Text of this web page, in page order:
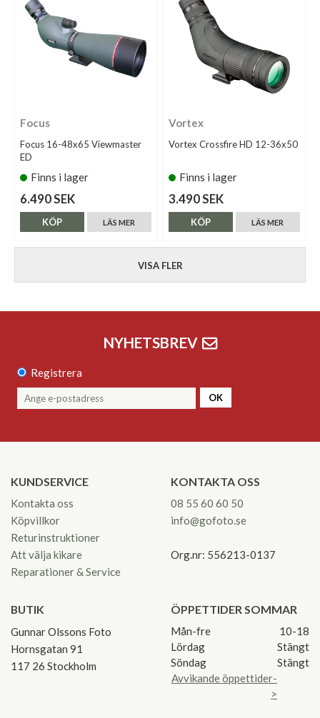
Focus
Focus 16-48x65 Viewmaster
ED
Finns i lager
6.490 SEK
LÄS MER
KÖP
Vortex
Vortex Crossfire HD 12-36x50
Finns i lager
3.490 SEK
LÄS MER
KÖP
VISA FLER
NYHETSBREV
Registrera
OK
KUNDSERVICE
Kontakta oss
Köpvillkor
Returinstruktioner
Att välja kikare
Reparationer & Service
KONTAKTA OSS
08 55 60 60 50
info@gofoto.se
Org.nr: 556213-0137
BUTIK
Gunnar Olssons Foto
Hornsgatan 91
117 26 Stockholm
ÖPPETTIDER SOMMAR
Mån-fre
10-18
Lördag
Stängt
Söndag
Stängt
Avvikande öppettider-
>